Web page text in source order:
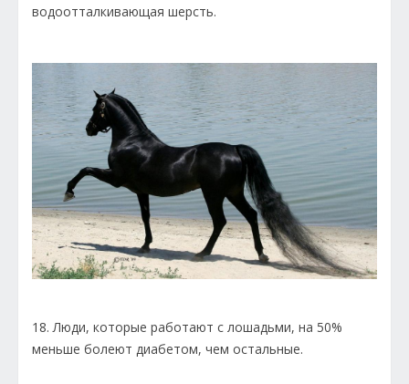
водоотталкивающая шерсть.
18. Люди, которые работают с лошадьми, на 50%
меньше болеют диабетом, чем остальные.